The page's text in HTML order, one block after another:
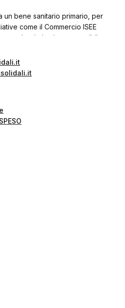
un bene sanitario primario, per
come il Commercio ISEE
rendendo la vista accessibile a
unire tecnologia, ascolto e
della vita attraverso la vista.